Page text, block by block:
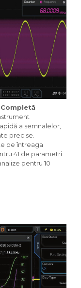
a semnalelor,
precise.
pe întreaga
41 de parametri
pentru 10